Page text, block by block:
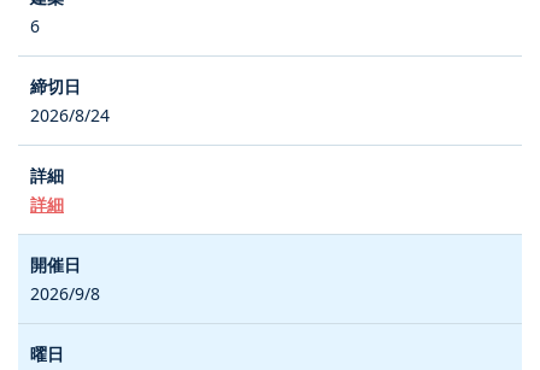
6
2026/8/24
詳細
2026/9/8